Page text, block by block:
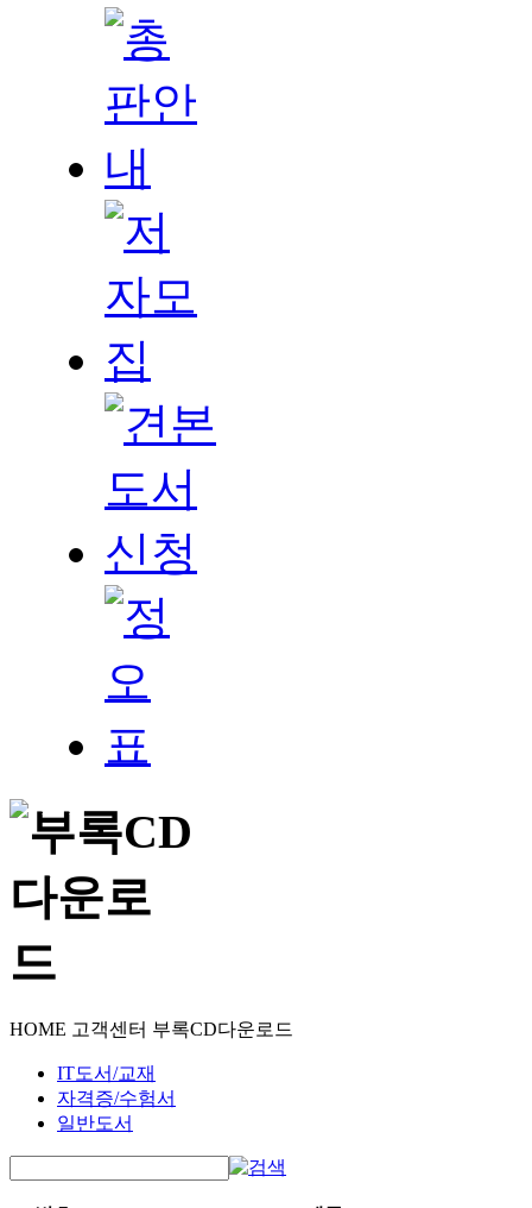
HOME 고객센터 부록CD다운로드
IT도서/교재
자격증/수험서
일반도서